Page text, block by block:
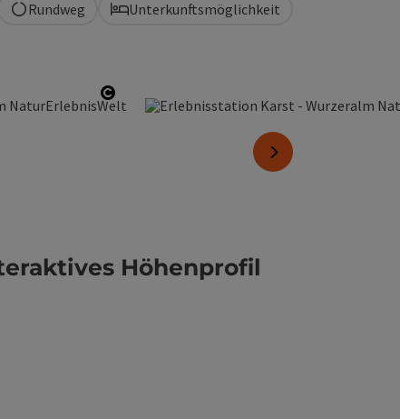
Copyright öffnen
nächstes Element
Rundweg Unterkunftsmöglichkeit
Höhenprofil